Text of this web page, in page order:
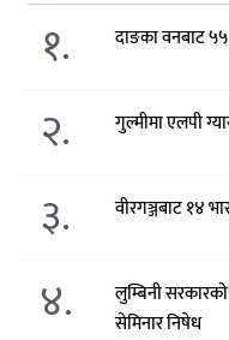
१. दाङका वनबाट
२. गुल्मीमा एलपी
३. वीरगञ्जबाट १४
४.
लुम्बिनी
सेमिनार निषेध